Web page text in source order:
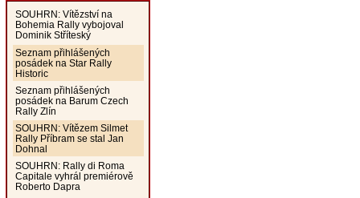
SOUHRN: Vítězství na
Bohemia Rally vybojoval
Dominik Stříteský
Seznam přihlášených
posádek na Star Rally
Historic
Seznam přihlášených
posádek na Barum Czech
Rally Zlín
SOUHRN: Vítězem Silmet
Rally Příbram se stal Jan
Dohnal
SOUHRN: Rally di Roma
Capitale vyhrál premiérově
Roberto Dapra